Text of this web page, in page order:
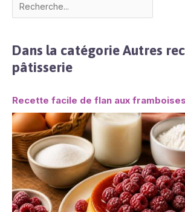
Dans la catégorie Autres
pâtisserie
Recette facile de flan aux framboises